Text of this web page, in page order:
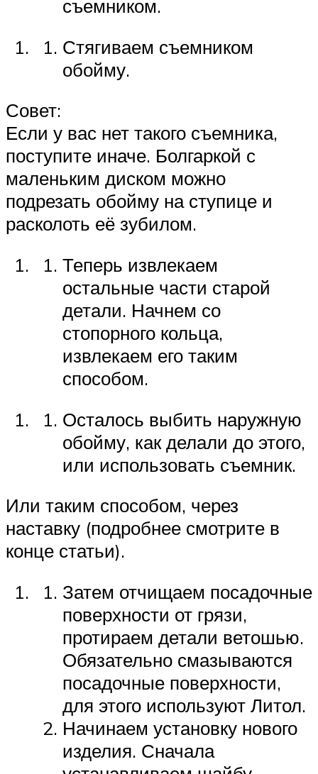
съемником.
Стягиваем съемником
обойму.
Совет:
Если у вас нет такого съемника,
поступите иначе. Болгаркой с
маленьким диском можно
подрезать обойму на ступице и
расколоть её зубилом.
Теперь извлекаем
остальные части старой
детали. Начнем со
стопорного кольца,
извлекаем его таким
способом.
Осталось выбить наружную
обойму, как делали до этого,
или использовать съемник.
Или таким способом, через
наставку (подробнее смотрите в
конце статьи).
Затем отчищаем посадочные
поверхности от грязи,
протираем детали ветошью.
Обязательно смазываются
посадочные поверхности,
для этого используют Литол.
Начинаем установку нового
изделия. Сначала